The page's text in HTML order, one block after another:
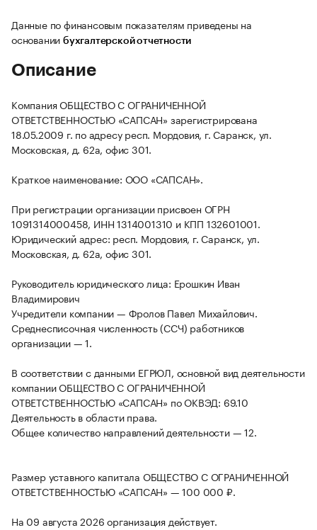
Данные по финансовым показателям приведены на
основании бухгалтерской отчетности
Описание
Компания ОБЩЕСТВО С ОГРАНИЧЕННОЙ
ОТВЕТСТВЕННОСТЬЮ «САПСАН» зарегистрирована
18.05.2009 г. по адресу респ. Мордовия, г. Саранск, ул.
Московская, д. 62а, офис 301.
Краткое наименование: ООО «САПСАН».
При регистрации организации присвоен ОГРН
1091314000458, ИНН 1314001310 и КПП 132601001.
Юридический адрес: респ. Мордовия, г. Саранск, ул.
Московская, д. 62а, офис 301.
Руководитель юридического лица: Ерошкин Иван
Владимирович
Учредители компании — Фролов Павел Михайлович.
Среднесписочная численность (ССЧ) работников
организации — 1.
В соответствии с данными ЕГРЮЛ, основной вид деятельности
компании ОБЩЕСТВО С ОГРАНИЧЕННОЙ
ОТВЕТСТВЕННОСТЬЮ «САПСАН» по ОКВЭД: 69.10
Деятельность в области права.
Общее количество направлений деятельности — 12.
Размер уставного капитала ОБЩЕСТВО С ОГРАНИЧЕННОЙ
ОТВЕТСТВЕННОСТЬЮ «САПСАН» — 100 000 ₽.
На 09 августа 2026 организация действует.